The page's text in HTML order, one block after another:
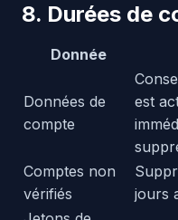
8. Durées de
Donnée
Données de
compte
est
Comptes non
vérifiés
jours